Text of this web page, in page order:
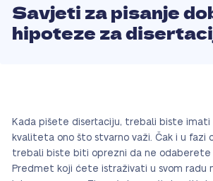
Savjeti za pisanje
hipoteze za
Kada pišete disertaciju, trebali biste imati
kvaliteta ono što stvarno važi. Čak i u fazi
trebali biste biti oprezni da ne odaberete
Predmet koji ćete istraživati u svom radu